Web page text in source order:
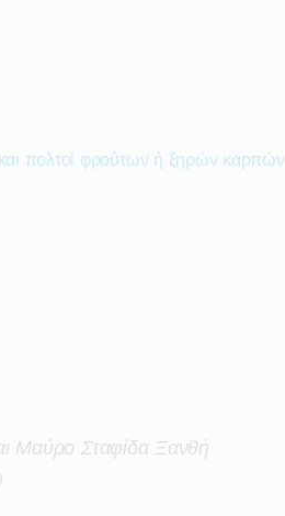
πολτοί φρούτων ή ξηρών καρπών
Μαύρο Σταφίδα Ξανθή